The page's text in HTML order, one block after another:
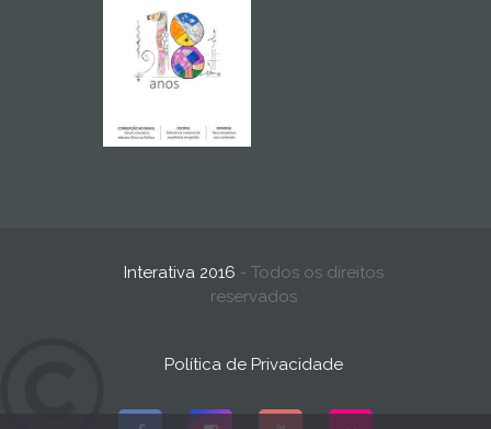
Interativa 2016 - Todos os direitos
reservados
Política de Privacidade